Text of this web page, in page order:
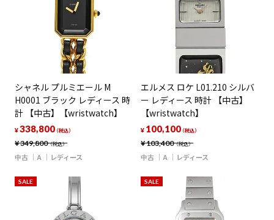
シャネル プルミエール M
H0001 ブラック レディース 時
計 【中古】【wristwatch】
¥349,800（税込）
¥338,800（税込）
中古 A レディース
エルメス ロケ L01.210 シルバ
ー レディース 時計 【中古】
【wristwatch】
¥103,400（税込）
¥ 100,100（税込）
中古 A レディース
SALE SALE